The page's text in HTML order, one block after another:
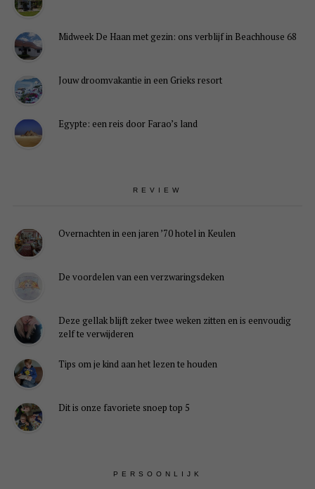
Midweek De Haan met gezin: ons verblijf in Beachhouse 68
Jouw droomvakantie in een Grieks resort
Egypte: een reis door Farao’s land
REVIEW
Overnachten in een jaren ’70 hotel in Keulen
De voordelen van een verzwaringsdeken
Deze gellak blijft zeker twee weken zitten en is eenvoudig
zelf te verwijderen
Tips om je kind aan het lezen te houden
Dit is onze favoriete snoep top 5
PERSOONLIJK